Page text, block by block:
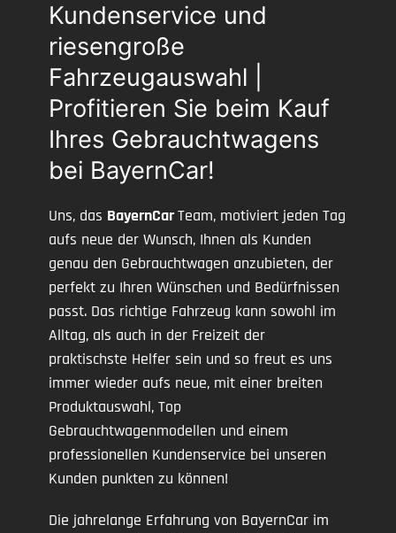
Kundenservice und
riesengroße
Fahrzeugauswahl |
Profitieren Sie beim Kauf
Ihres Gebrauchtwagens
bei BayernCar!
Uns, das BayernCarTeam, motiviert jeden Tag
aufs neue der Wunsch, Ihnen als Kunden
genau den Gebrauchtwagen anzubieten, der
perfekt zu Ihren Wünschen und Bedürfnissen
passt. Das richtige Fahrzeug kann sowohl im
Alltag, als auch in der Freizeit der
praktischste Helfer sein und so freut es uns
immer wieder aufs neue, mit einer breiten
Produktauswahl, Top
Gebrauchtwagenmodellen und einem
professionellen Kundenservice bei unseren
Kunden punkten zu können!
Die jahrelange Erfahrung von BayernCar im